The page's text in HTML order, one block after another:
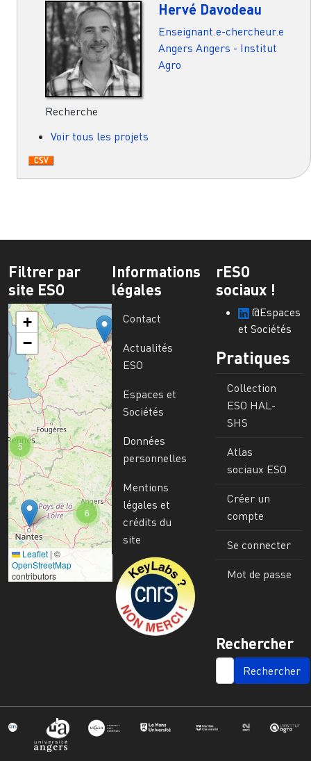
Hervé Davodeau
Enseignant.e-chercheur.e
Angers Angers - Institut
Agro
Recherche
Voir tous les projets
Filtrer par
site ESO
6
5
+
−
Leaflet | ©
OpenStreetMap
contributors
Informations
légales
Contact
Actualités
ESO
Espaces et
Sociétés
Données
personnelles
Mentions
légales et
crédits du
site
Image
rESO
sociaux !
@Espaces
et Sociétés
Pratiques
Collection
ESO HAL-
SHS
Atlas
sociaux ESO
Créer un
compte
Se connecter
Mot de passe
Rechercher
SEARCH